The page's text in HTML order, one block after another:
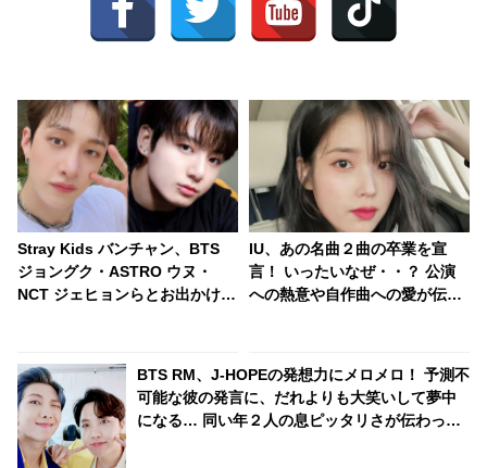
Stray Kids バンチャン、BTS
ジョングク・ASTRO ウヌ・
NCT ジェヒョンらとお出かけ！
ョングクの英語力アップにも納
得
IU、あの名曲２曲の卒業を宣
言！ いったいなぜ・・？ 公演
への熱意や自作曲への愛が伝わ
BTS RM、J-HOPEの発想力にメロメロ！ 予測不
可能な彼の発言に、だれよりも大笑いして夢中
になる… 同い年２人の息ピッタリさが伝わって